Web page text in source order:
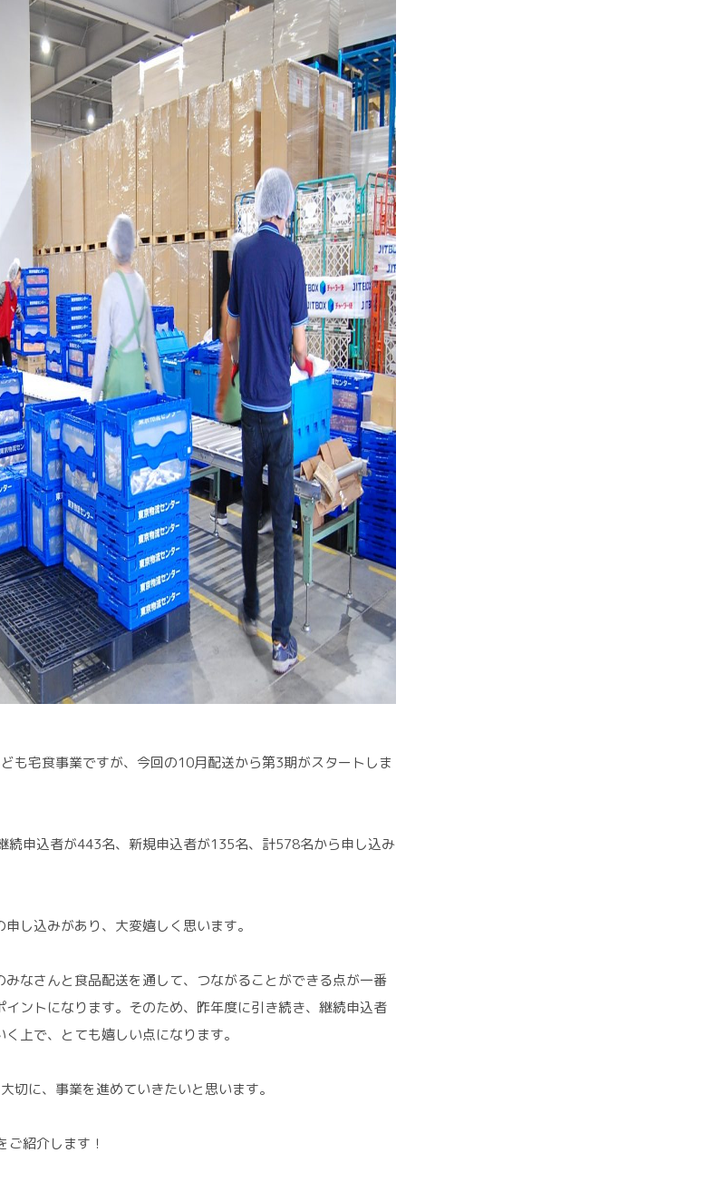
も宅食事業ですが、今回の10月配送から第3期がスタートしま
続申込者が443名、新規申込者が135名、計578名から申し込み
し込みがあり、大変嬉しく思います。
なさんと食品配送を通して、つながることができる点が一番
ントになります。そのため、昨年度に引き続き、継続申込者
上で、とても嬉しい点になります。
切に、事業を進めていきたいと思います。
紹介します！